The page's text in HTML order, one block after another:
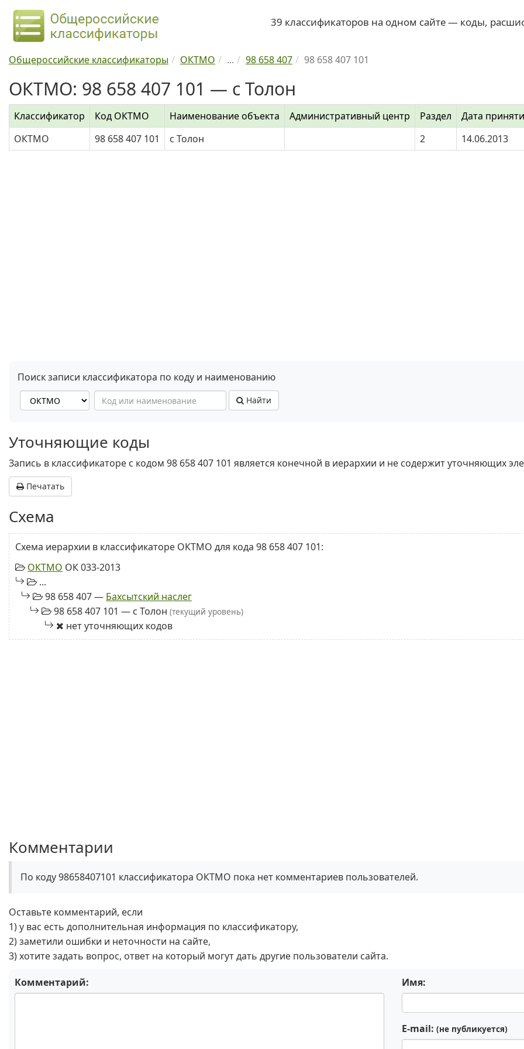
39 классификаторов на одном сайте — коды,
Общероссийские классификаторы ОКТМО ... 98 658 407 98 658 407 101
ОКТМО: 98 658 407 101 — с Толон
Классификатор Код ОКТМО Наименование объекта Административный центр Раздел Дата
ОКТМО
98 658 407 101 с Толон 2 14.06.2013
Поиск записи классификатора по коду и наименованию
Найти
Уточняющие коды
Запись в классификаторе с кодом 98 658 407 101 является конечной в иерархии и не содержит уточняющих
Печатать
Схема
Схема иерархии в классификаторе ОКТМО для кода 98 658 407 101:
ОКТМО ОК 033-2013
...
98 658 407 — Бахсытский наслег
98 658 407 101 — с Толон (текущий уровень)
нет уточняющих кодов
Комментарии
По коду 98658407101 классификатора ОКТМО пока нет комментариев пользователей.
Оставьте комментарий, если
1) у вас есть дополнительная информация по классификатору,
2) заметили ошибки и неточности на сайте,
3) хотите задать вопрос, ответ на который могут дать другие пользователи сайта.
Комментарий: Имя:
E-mail: (не публикуется)